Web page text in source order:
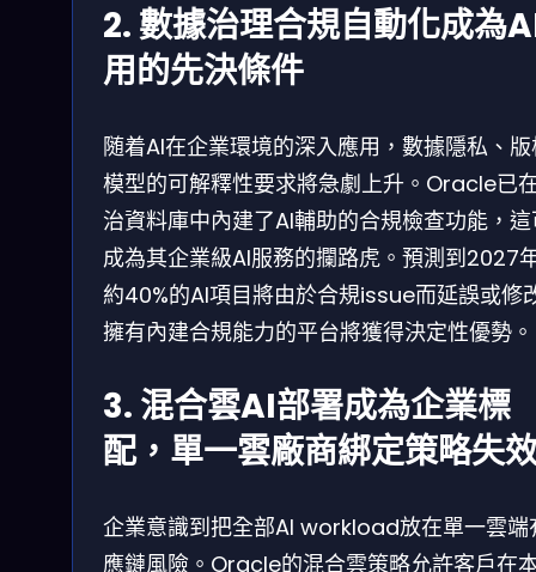
2. 數據治理合規自動化成為
用的先決條件
随着AI在企業環境的深入應用，數據隱私、
模型的可解釋性要求將急劇上升。Oracle已
治資料庫中內建了AI輔助的合規檢查功能，
成為其企業級AI服務的攔路虎。預測到2027
約40%的AI項目將由於合規issue而延誤或修
擁有內建合規能力的平台將獲得決定性優勢。
3. 混合雲AI部署成為企業標
配，單一雲廠商綁定策略失
企業意識到把全部AI workload放在單一雲端
應鏈風險。Oracle的混合雲策略允許客戶在